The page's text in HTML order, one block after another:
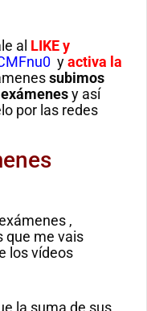
al LIKEy
yactiva la
subimos
y así
por las redes
,
que me vais
los vídeos